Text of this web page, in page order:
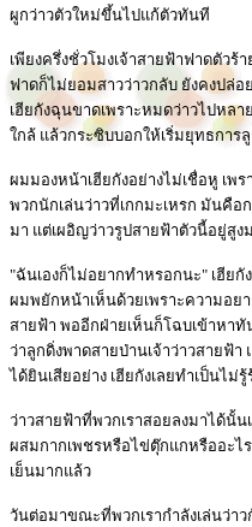
ผูกว่าวตัวใหม่ขึ้นไปแก้ตัวทันที
เพียงครึ่งชั่วโมงเจ้าสายฟ้าฟาดตัวร้
ฟาดก็ไม่ยอมสาวว่าวกลับ ยังคงปล่อ
เฮียกังฉุนขาดเพราะหมดว่าวไปหล
ใกล้ แล้วกระซิบบอกให้เริ่มยุทธการ
ผมมองหน้าเฮียกังอย่างไม่เชื่อหู เพ
พวกนักเล่นว่าวที่เกกมะเหรก มันคือ
มา แต่เผอิญว่าวรูปสายฟ้าตัวนี้อยู่สูง
"ฉันเองก็ไม่อยากทำหรอกนะ" เฮียกั
ผมพยักหน้าเห็นด้วยเพราะความอย
สายฟ้า พออีกฝ่ายเห็นก็โฉบเข้าหา
ว่าลูกดิ่งพาดสายป่านเจ้าว่าวสายฟ้
ได้ยินเสียอย่าง เฮียกังเลยทำเป็นไ
ว่าวสายฟ้าที่พวกเราสอยลงมาได้นั้
ผสมกากเพชรหรือไข่ตุ๊กแกหรืออะไ
เย็นมากแล้ว
วันต่อมาขณะที่พวกเรากำลังเล่นว่า